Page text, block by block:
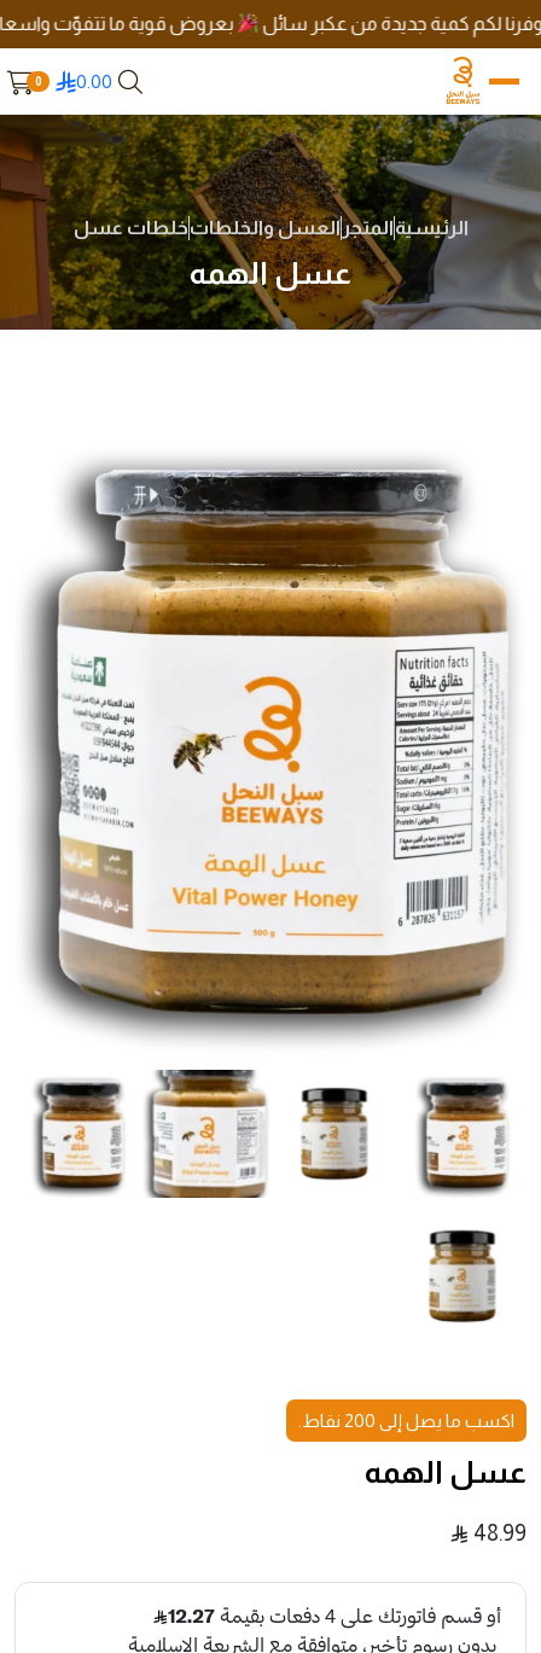
لكم كمية جديدة من عكبر سائل بعروض قوية ما تتفوّت واسعار
0.00
0
الرئيسيةالمتجرالعسل والخلطاتخلطات عسل
عسل الهمه
اكسب ما يصل إلى 200 نقاط.
عسل الهمه
48.99